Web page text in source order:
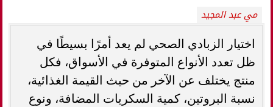
مي عبد المجيد
اختيار الزبادي الصحي لم يعد أمرًا بسيطًا في
ظل تعدد الأنواع المتوفرة في الأسواق، فكل
منتج يختلف عن الآخر من حيث القيمة الغذائية،
نسبة البروتين، كمية السكريات المضافة، ونوع